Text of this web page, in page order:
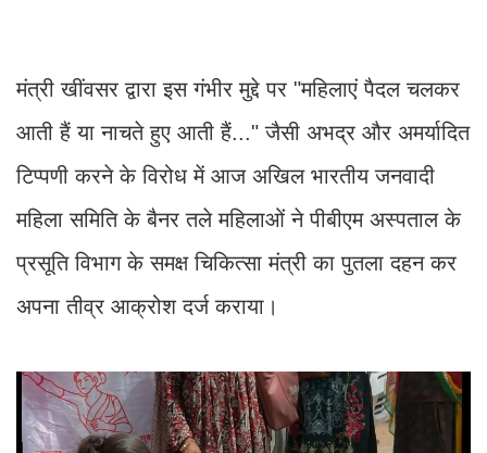
​मंत्री खींवसर द्वारा इस गंभीर मुद्दे पर "महिलाएं पैदल चलकर
आती हैं या नाचते हुए आती हैं..." जैसी अभद्र और अमर्यादित
टिप्पणी करने के विरोध में आज अखिल भारतीय जनवादी
महिला समिति के बैनर तले महिलाओं ने पीबीएम अस्पताल के
प्रसूति विभाग के समक्ष चिकित्सा मंत्री का पुतला दहन कर
अपना तीव्र आक्रोश दर्ज कराया।